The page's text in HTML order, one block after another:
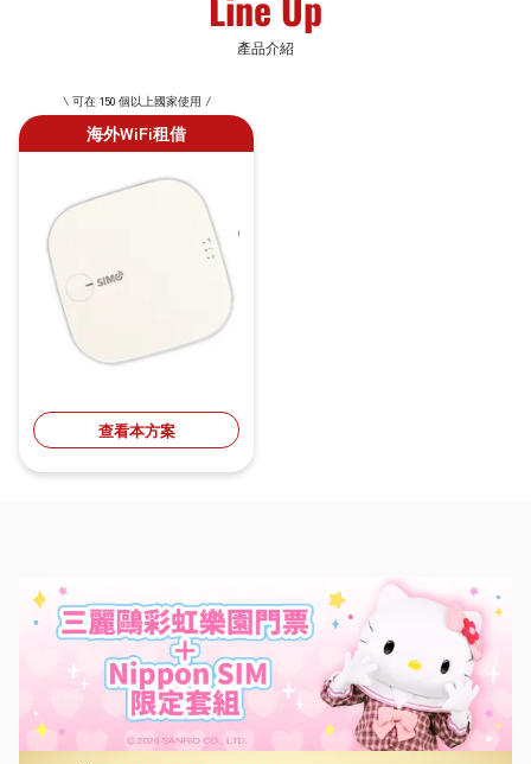
產品介紹
\ 可在 150 個以上國家使用 /
海外WiFi租借
查看本方案